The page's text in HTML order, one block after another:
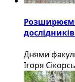
Днями
Ігоря